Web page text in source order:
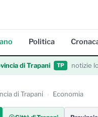
Politica
di Trapani TP notizie
di Trapani Economia